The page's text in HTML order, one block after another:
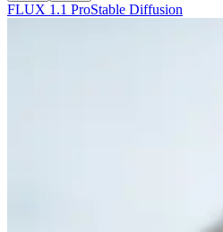
FLUX 1.1 ProStable Diffusion